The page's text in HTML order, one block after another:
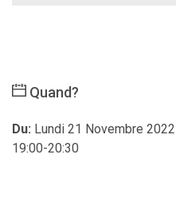
Quand?
Du: Lundi 21 Novembre 2022
19:00-20:30